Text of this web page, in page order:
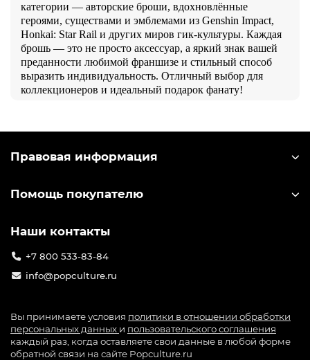
категории — авторские броши, вдохновлённые
героями, существами и эмблемами из Genshin Impact,
Honkai: Star Rail и других миров гик-культуры. Каждая
брошь — это не просто аксессуар, а яркий знак вашей
преданности любимой франшизе и стильный способ
выразить индивидуальность. Отличный выбор для
коллекционеров и идеальный подарок фанату!
Правовая информация
Помощь покупателю
Наши контакты
+7 800 533-83-84
info@popculture.ru
Вы принимаете условия политики в отношении обработки
персональных данных и пользовательского соглашения
каждый раз, когда оставляете свои данные в любой форме
обратной связи на сайте Popculture.ru